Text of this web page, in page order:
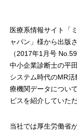
医療系情報サイト「
ャパン」様から出版
（2017年1月号
中小企業診断士の平
システム時代のMR
療機関データについ
ビスを紹介していた
当社では厚生労働省